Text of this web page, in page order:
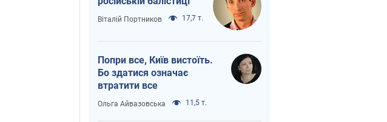
Віталій Портников 17,7 т.
Попри все, Київ вистоїть.
Бо здатися означає
втратити все
Ольга Айвазовська 11,5 т.